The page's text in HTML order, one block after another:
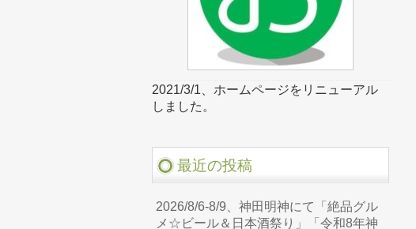
2021/3/1、ホームページをリニューアル
しました。
最近の投稿
2026/8/6-8/9、神田明神にて「絶品グル
メ☆ビール＆日本酒祭り」「令和8年神